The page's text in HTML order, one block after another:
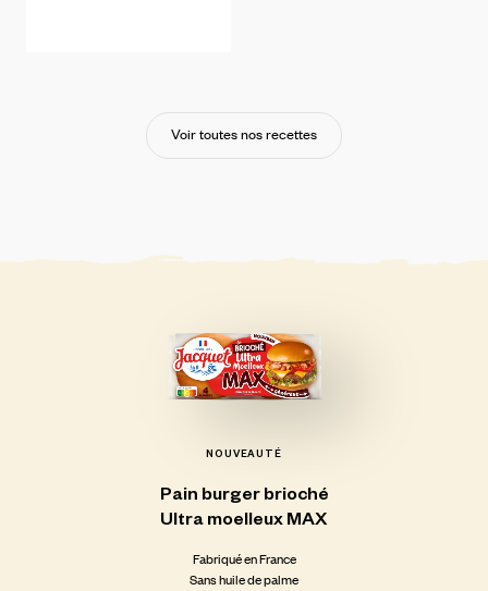
Voir toutes nos recettes
NOUVEAUTÉ
Pain burger brioché
UltramoelleuxMAX
Fabriqué en France
Sans huile de palme